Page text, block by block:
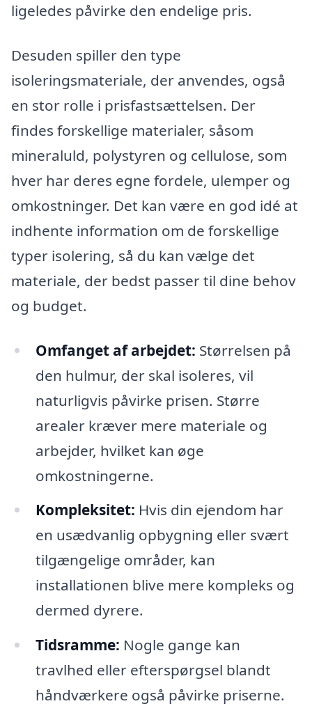
ligeledes påvirke den endelige pris.
Desuden spiller den type
isoleringsmateriale, der anvendes, også
en stor rolle i prisfastsættelsen. Der
findes forskellige materialer, såsom
mineraluld, polystyren og cellulose, som
hver har deres egne fordele, ulemper og
omkostninger. Det kan være en god idé at
indhente information om de forskellige
typer isolering, så du kan vælge det
materiale, der bedst passer til dine behov
og budget.
Omfanget af arbejdet: Størrelsen på
den hulmur, der skal isoleres, vil
naturligvis påvirke prisen. Større
arealer kræver mere materiale og
arbejder, hvilket kan øge
omkostningerne.
Kompleksitet: Hvis din ejendom har
en usædvanlig opbygning eller svært
tilgængelige områder, kan
installationen blive mere kompleks og
dermed dyrere.
Tidsramme: Nogle gange kan
travlhed eller efterspørgsel blandt
håndværkere også påvirke priserne.